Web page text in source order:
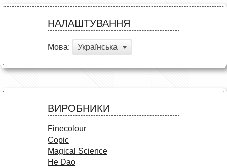
НАЛАШТУВАННЯ
Мова: Українська
ВИРОБНИКИ
Finecolour
Copic
Magical Science
He Dao